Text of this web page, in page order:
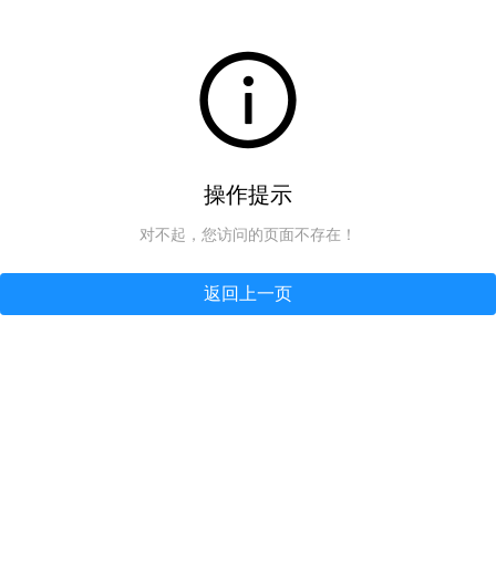
操作提示
对不起，您访问的页面不存在！
返回上一页